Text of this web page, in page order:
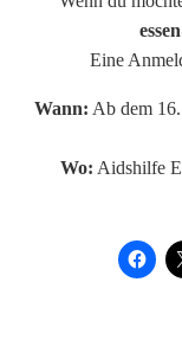
Eine
Wann: Ab dem
Wo: Aidshilfe